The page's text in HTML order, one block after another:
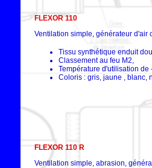
FLEXOR 110
Ventilation simple, générateur d'air
Tissu synthétique enduit
Classement au feu M2,
Température d'utilisation de
Coloris : gris, jaune , blanc,
FLEXOR 110 R
Ventilation simple, abrasion,